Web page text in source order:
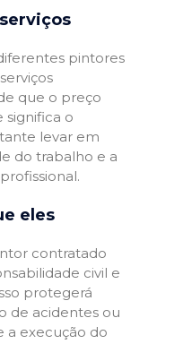
pintores
que o preço
significa o
levar em
do trabalho e a
eles
contratado
civil e
protegerá
de acidentes ou
a execução do